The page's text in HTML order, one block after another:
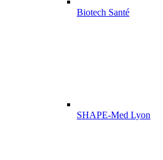
Biotech Santé
SHAPE-Med Lyon